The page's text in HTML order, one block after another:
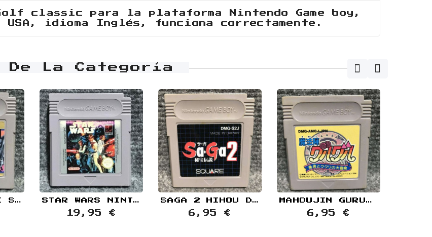
classic para la plataforma Nintendo Game boy,
USA, idioma Inglés, funciona correctamente.
De La Categoría
MAKAI TOUSHI SA GA JAP NINTENDO GAME BOY GB STAR WARS NINTENDO GAME BOY GB
19,95 €
SAGA 2 HIHOU DENSETSU JAP NINTENDO GAME BOY GB
6,95 €
MAHOUJIN GURUGURU YUUSHA TO KUKURI NO DAIBOUKEN JAP NINTENDO GAME BOY GB
6,95 €